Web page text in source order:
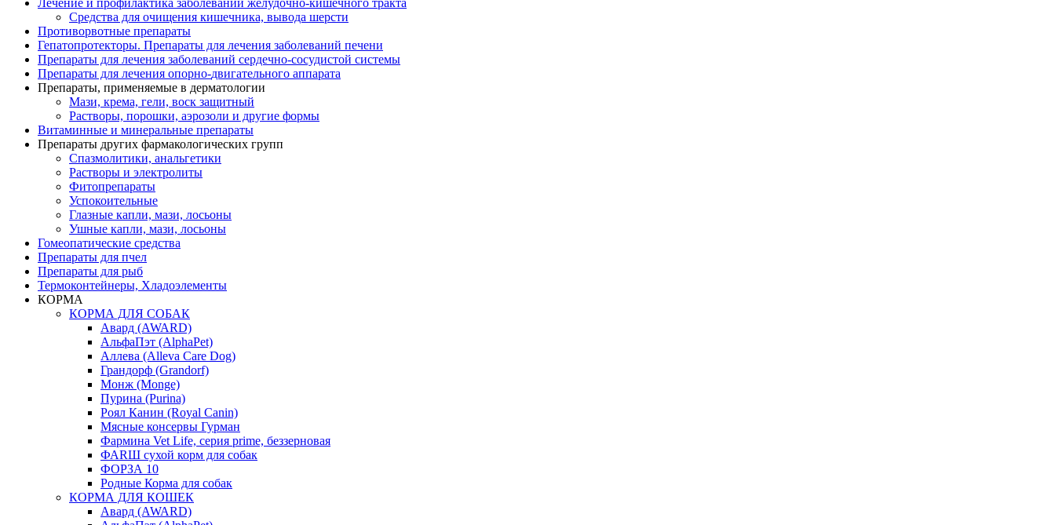
Лечение и профилактика заболеваний желудочно-кишечного тракта
Средства для очищения кишечника, вывода шерсти
Противорвотные препараты
Гепатопротекторы. Препараты для лечения заболеваний печени
Препараты для лечения заболеваний сердечно-сосудистой системы
Препараты для лечения опорно-двигательного аппарата
Препараты, применяемые в дерматологии
Мази, крема, гели, воск защитный
Растворы, порошки, аэрозоли и другие формы
Витаминные и минеральные препараты
Препараты других фармакологических групп
Спазмолитики, анальгетики
Растворы и электролиты
Фитопрепараты
Успокоительные
Глазные капли, мази, лосьоны
Ушные капли, мази, лосьоны
Гомеопатические средства
Препараты для пчел
Препараты для рыб
Термоконтейнеры, Хладоэлементы
КОРМА
КОРМА ДЛЯ СОБАК
Авард (AWARD)
АльфаПэт (AlphaPet)
Аллева (Alleva Care Dog)
Грандорф (Grandorf)
Монж (Monge)
Пурина (Purina)
Роял Канин (Royal Canin)
Мясные консервы Гурман
Фармина Vet Life, серия prime, беззерновая
ФАRШ сухой корм для собак
ФОРЗА 10
Родные Корма для собак
КОРМА ДЛЯ КОШЕК
Авард (AWARD)